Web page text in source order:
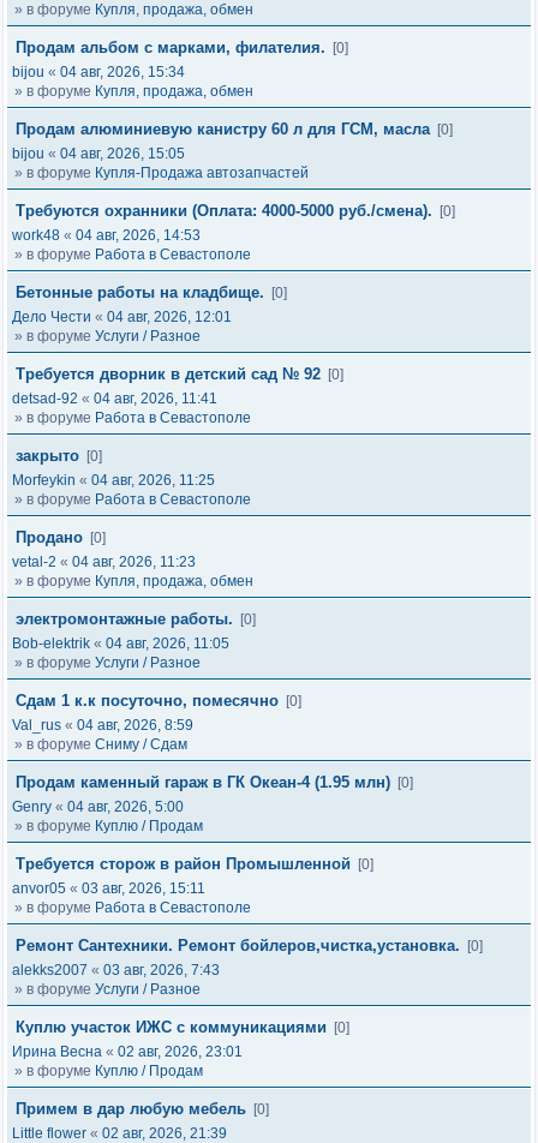
» в форуме Купля, продажа, обмен
Продам альбом с марками, филателия.
[0]
bijou « 04 авг, 2026, 15:34
» в форуме Купля, продажа, обмен
Продам алюминиевую канистру 60 л для ГСМ, масла [0]
bijou « 04 авг, 2026, 15:05
» в форуме Купля-Продажа автозапчастей
Требуются охранники (Оплата: 4000-5000 руб./смена).
[0]
work48 « 04 авг, 2026, 14:53
» в форуме Работа в Севастополе
Бетонные работы на кладбище.
[0]
Дело Чести « 04 авг, 2026, 12:01
» в форуме Услуги / Разное
Требуется дворник в детский сад № 92 [0]
detsad-92 « 04 авг, 2026, 11:41
» в форуме Работа в Севастополе
закрыто [0]
Morfeykin « 04 авг, 2026, 11:25
» в форуме Работа в Севастополе
Продано [0]
vetal-2 « 04 авг, 2026, 11:23
» в форуме Купля, продажа, обмен
электромонтажные работы.
[0]
Bob-elektrik « 04 авг, 2026, 11:05
» в форуме Услуги / Разное
Сдам 1 к.к посуточно, помесячно [0]
Val_rus « 04 авг, 2026, 8:59
» в форуме Сниму / Сдам
Продам каменный гараж в ГК Океан-4 (1.95 млн) [0]
Genry « 04 авг, 2026, 5:00
» в форуме Куплю / Продам
Требуется сторож в район Промышленной
[0]
anvor05 « 03 авг, 2026, 15:11
» в форуме Работа в Севастополе
Ремонт Сантехники. Ремонт бойлеров,чистка,установка.
[0]
alekks2007 « 03 авг, 2026, 7:43
» в форуме Услуги / Разное
Куплю участок ИЖС с коммуникациями
[0]
Ирина Весна « 02 авг, 2026, 23:01
» в форуме Куплю / Продам
Примем в дар любую мебель [0]
Little flower « 02 авг, 2026, 21:39